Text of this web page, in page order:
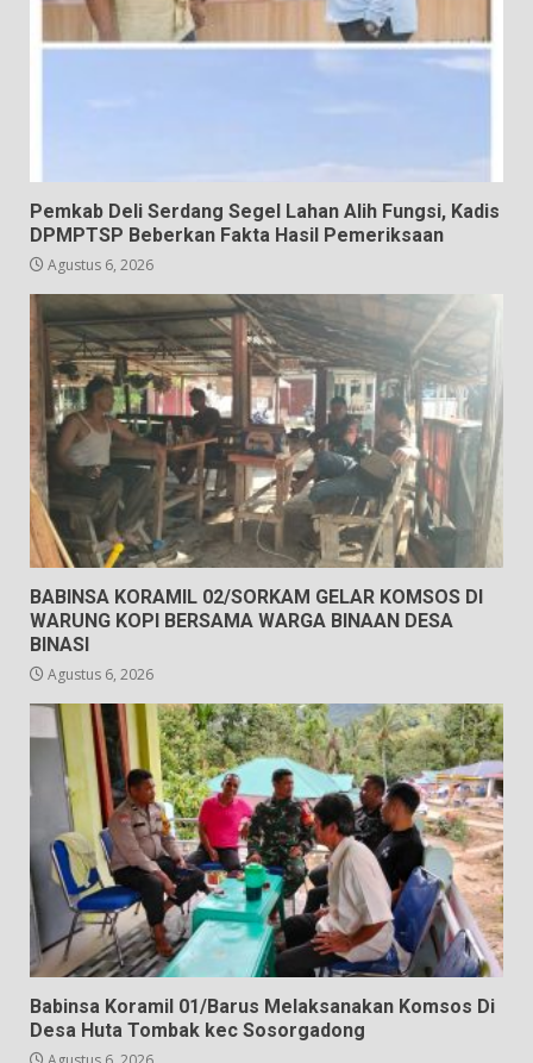
Pemkab Deli Serdang Segel Lahan Alih Fungsi, Kadis
DPMPTSP Beberkan Fakta Hasil Pemeriksaan
Agustus 6, 2026
BABINSA KORAMIL 02/SORKAM GELAR KOMSOS DI
WARUNG KOPI BERSAMA WARGA BINAAN DESA
BINASI
Agustus 6, 2026
Babinsa Koramil 01/Barus Melaksanakan Komsos Di
Desa Huta Tombak kec Sosorgadong